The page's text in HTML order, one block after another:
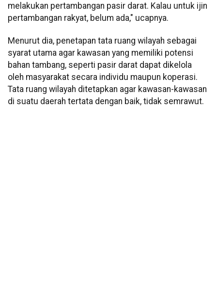
melakukan pertambangan pasir darat. Kalau untuk ijin
pertambangan rakyat, belum ada," ucapnya.
Menurut dia, penetapan tata ruang wilayah sebagai
syarat utama agar kawasan yang memiliki potensi
bahan tambang, seperti pasir darat dapat dikelola
oleh masyarakat secara individu maupun koperasi.
Tata ruang wilayah ditetapkan agar kawasan-kawasan
di suatu daerah tertata dengan baik, tidak semrawut.